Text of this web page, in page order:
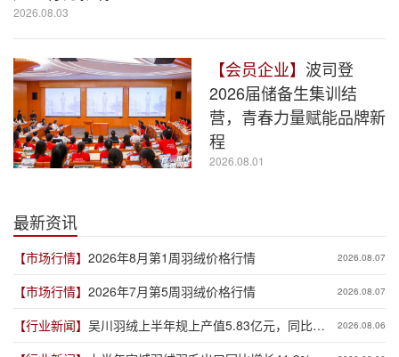
2026.08.03
【会员企业】 波司登
2026届储备生集训结
营，青春力量赋能品牌新
程
2026.08.01
最新资讯
【市场行情】 2026年8月第1周羽绒价格行情 2026.08.07
【市场行情】 2026年7月第5周羽绒价格行情 2026.08.07
【行业新闻】 吴川羽绒上半年规上产值5.83亿元，同比增
长19.3%
2026.08.06